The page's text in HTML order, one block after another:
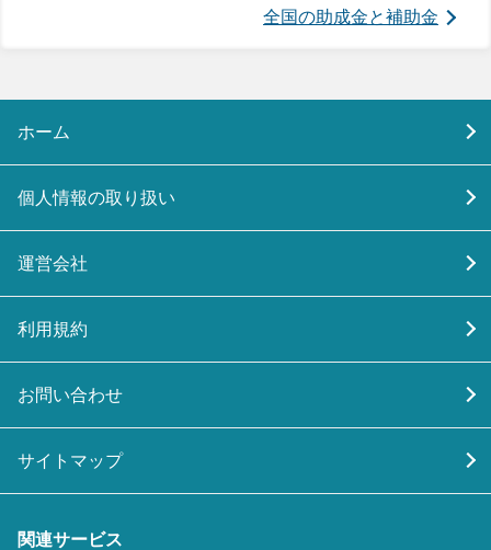
全国の助成金と補助金
ホーム
個人情報の取り扱い
運営会社
利用規約
お問い合わせ
サイトマップ
関連サービス